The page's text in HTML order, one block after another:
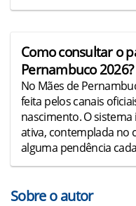
Como consultar o
Pernambuco 2026?
No Mães de
feita pelos canais
nascimento. O
ativa, contemplada no
alguma pendência
Sobre o autor